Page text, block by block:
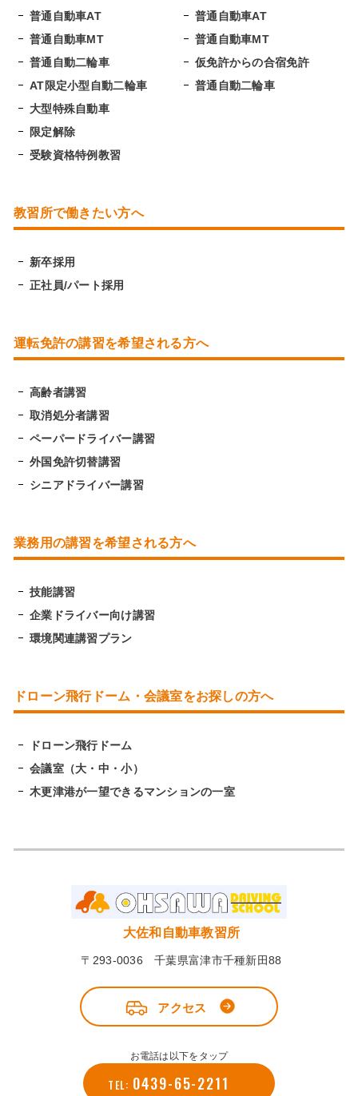
普通自動車AT
普通自動車MT
普通自動二輪車
AT限定小型自動二輪車
大型特殊自動車
限定解除
受験資格特例教習
普通自動車AT
普通自動車MT
仮免許からの合宿免許
普通自動二輪車
教習所で働きたい方へ
新卒採用
正社員/パート採用
運転免許の講習を希望される方へ
高齢者講習
取消処分者講習
ペーパードライバー講習
外国免許切替講習
シニアドライバー講習
業務用の講習を希望される方へ
技能講習
企業ドライバー向け講習
環境関連講習プラン
ドローン飛行ドーム・会議室をお探しの方へ
ドローン飛行ドーム
会議室（大・中・小）
木更津港が一望できるマンションの一室
大佐和自動車教習所
〒293-0036 千葉県富津市千種新田88
アクセス
お電話は以下をタップ
TEL: 0439-65-2211